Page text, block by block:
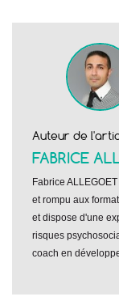
Auteur de
FABRICE
Fabrice
et rompu aux
et dispose d'une
risques
coach en